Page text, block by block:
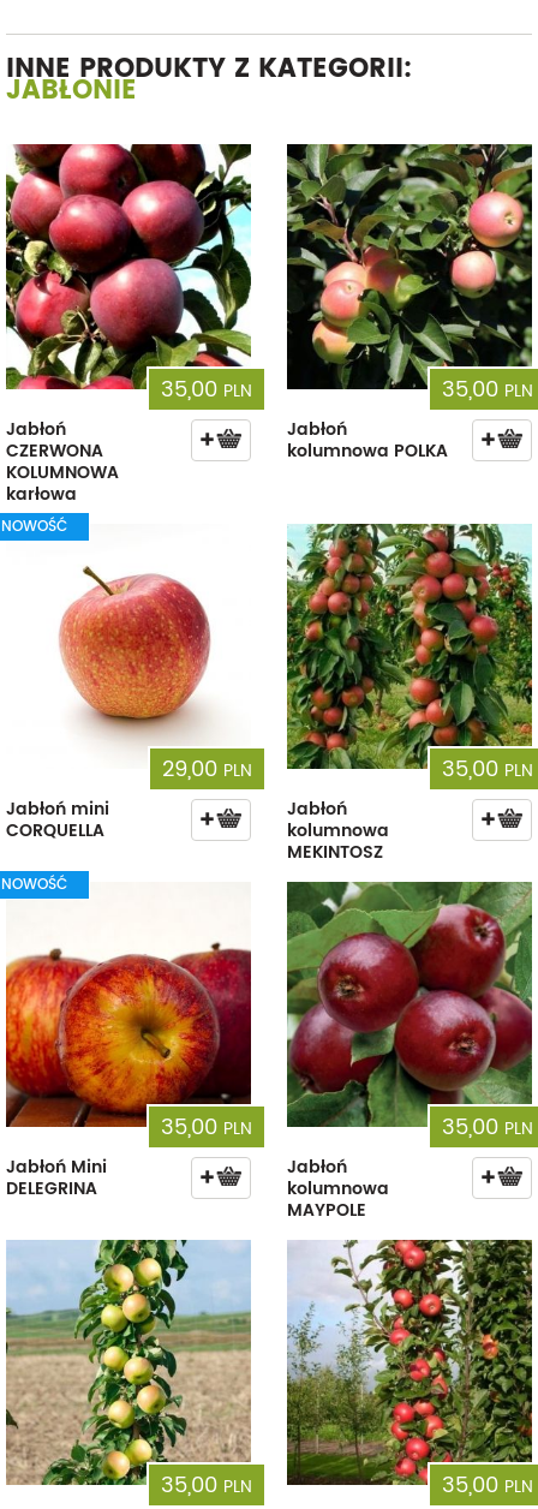
INNE PRODUKTY Z KATEGORII:
JABŁONIE
35,00 PLN
Jabłoń
CZERWONA
KOLUMNOWA
karłowa
35,00 PLN
Jabłoń
kolumnowa POLKA
NOWOŚĆ
29,00 PLN
Jabłoń mini
CORQUELLA
35,00 PLN
Jabłoń
kolumnowa
MEKINTOSZ
NOWOŚĆ
35,00 PLN
Jabłoń Mini
DELEGRINA
35,00 PLN
Jabłoń
kolumnowa
MAYPOLE
35,00 PLN
35,00 PLN